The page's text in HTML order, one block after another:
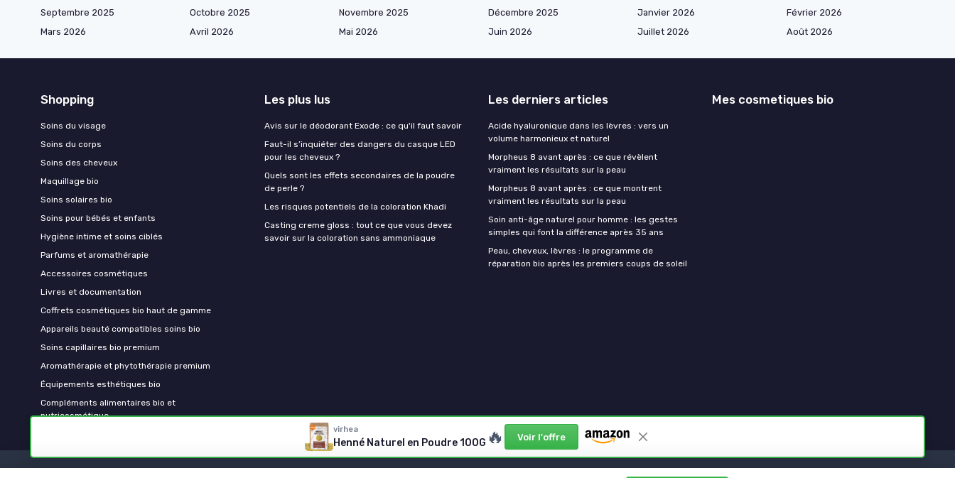
virhea
Henné Naturel en Poudre 100G 🔥 Voir l'offre
Septembre 2025
Octobre 2025 Novembre 2025 Décembre 2025 Janvier 2026
Février 2026
Mars 2026
Avril 2026 Mai 2026 Juin 2026 Juillet 2026 Août 2026
Shopping
Soins du visage
Soins du corps
Soins des cheveux
Maquillage bio
Soins solaires bio
Soins pour bébés et enfants
Hygiène intime et soins ciblés
Parfums et aromathérapie
Accessoires cosmétiques
Livres et documentation
Coffrets cosmétiques bio haut de gamme
Appareils beauté compatibles soins bio
Soins capillaires bio premium
Aromathérapie et phytothérapie premium
Équipements esthétiques bio
Compléments alimentaires bio et
nutricosmétique
Les plus lus
Avis sur le déodorant Exode : ce qu'il faut savoir
Faut-il s’inquiéter des dangers du casque LED
pour les cheveux ?
Quels sont les effets secondaires de la poudre
de perle ?
Les risques potentiels de la coloration Khadi
Casting creme gloss : tout ce que vous devez
savoir sur la coloration sans ammoniaque
Les derniers articles
Acide hyaluronique dans les lèvres : vers un
volume harmonieux et naturel
Morpheus 8 avant après : ce que révèlent
vraiment les résultats sur la peau
Morpheus 8 avant après : ce que montrent
vraiment les résultats sur la peau
Soin anti-âge naturel pour homme : les gestes
simples qui font la différence après 35 ans
Peau, cheveux, lèvres : le programme de
réparation bio après les premiers coups de soleil
Mes cosmetiques bio